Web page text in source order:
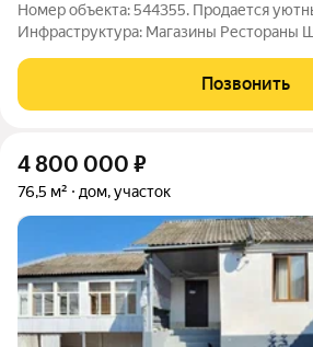
Номер объекта: 544355. Продается
Инфраструктура: Магазины Рестораны
Участок 5 соток В доме два крыла с
Мебель в остается частично
Позвонить
4 800 000 ₽
76,5 м² дом, участок